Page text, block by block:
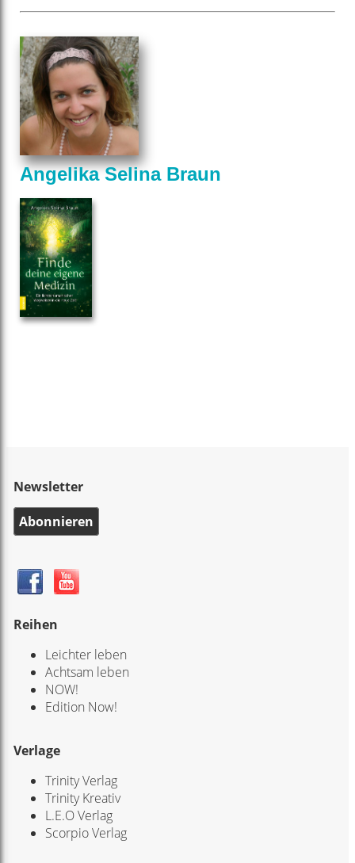
Angelika Selina Braun
Newsletter
Abonnieren
Reihen
Leichter leben
Achtsam leben
NOW!
Edition Now!
Verlage
Trinity Verlag
Trinity Kreativ
L.E.O Verlag
Scorpio Verlag